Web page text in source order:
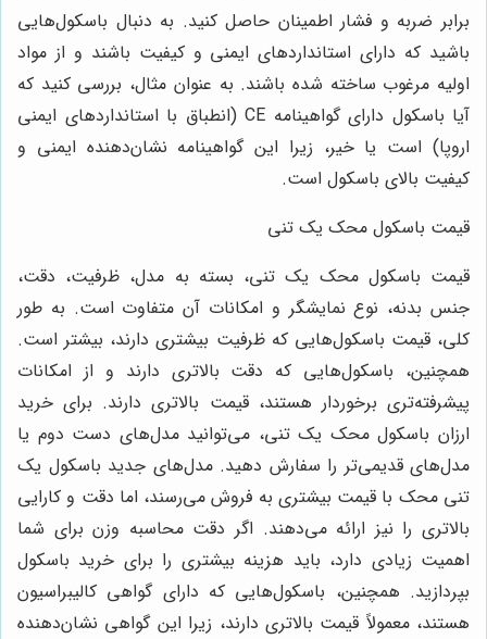
برابر ضربه و فشار اطمینان حاصل کنید. به دنبال باسکول‌هایی
باشید که دارای استانداردهای ایمنی و کیفیت باشند و از مواد
اولیه مرغوب ساخته شده باشند. به عنوان مثال، بررسی کنید که
آیا باسکول دارای گواهینامه CE (انطباق با استانداردهای ایمنی
اروپا) است یا خیر، زیرا این گواهینامه نشان‌دهنده ایمنی و
کیفیت بالای باسکول است.
قیمت باسکول محک یک تنی
قیمت باسکول محک یک تنی، بسته به مدل، ظرفیت، دقت،
جنس بدنه، نوع نمایشگر و امکانات آن متفاوت است. به طور
کلی، قیمت باسکول‌هایی که ظرفیت بیشتری دارند، بیشتر است.
همچنین، باسکول‌هایی که دقت بالاتری دارند و از امکانات
پیشرفته‌تری برخوردار هستند، قیمت بالاتری دارند. برای خرید
ارزان باسکول محک یک تنی، می‌توانید مدل‌های دست دوم یا
مدل‌های قدیمی‌تر را سفارش دهید. مدل‌های جدید باسکول یک
تنی محک با قیمت بیشتری به فروش می‌رسند، اما دقت و کارایی
بالاتری را نیز ارائه می‌دهند. اگر دقت محاسبه وزن برای شما
اهمیت زیادی دارد، باید هزینه بیشتری را برای خرید باسکول
بپردازید. همچنین، باسکول‌هایی که دارای گواهی کالیبراسیون
هستند، معمولاً قیمت بالاتری دارند، زیرا این گواهی نشان‌دهنده